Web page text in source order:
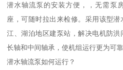
潜水轴流泵的安装方便，，无需泵
座，可随时拉出来检修。采用该型
江、湖泊地区建泵站，解决电机防
长轴和中间轴承，使机组运行更为可
潜水轴流泵如何运行？